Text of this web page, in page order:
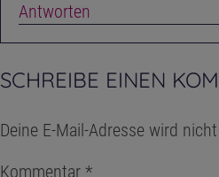
Antworten
SCHREIBE EINEN
Deine E-Mail-Adresse wird
Kommentar *